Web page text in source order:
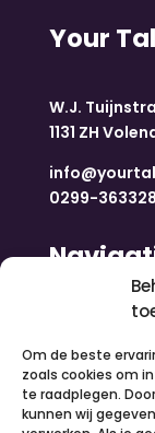
Om de beste
zoals cookies om
te raadplegen.
kunnen wij
Your
W.J.
1131 ZH
0299-363328
Nieuws
Over ons
Contact
Inloggen